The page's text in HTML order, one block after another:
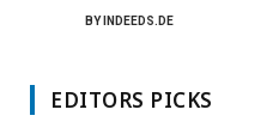
BY INDEEDS.DE
EDITORS PICKS